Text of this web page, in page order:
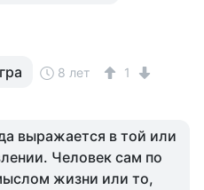
8 лет 1
выражается в той или
Человек сам по
жизни или то,